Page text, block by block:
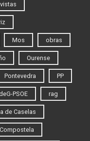
Mos obras
Ourense
Pontevedra PP
PSOE rag
de Caselas